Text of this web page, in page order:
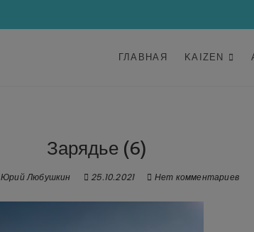
ГЛАВНАЯ KAIZEN
Зарядье (6)
Юрий Любушкин 25.10.2021 Нет комментариев